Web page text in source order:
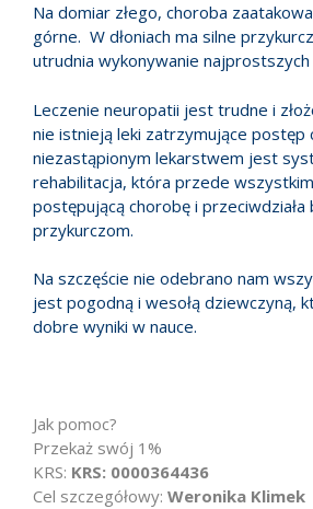
Na domiar złego, choroba
górne. W dłoniach ma silne
utrudnia wykonywanie najprostszych
Leczenie neuropatii jest trudne i
nie istnieją leki zatrzymujące postęp
niezastąpionym lekarstwem jest
rehabilitacja, która przede
postępującą chorobę i przeciwdziała
przykurczom.
Na szczęście nie odebrano nam
jest pogodną i wesołą dziewczyną,
dobre wyniki w nauce.
Jak pomoc?
Przekaż swój 1%
KRS: KRS: 0000364436
Cel szczegółowy: Weronika Klimek